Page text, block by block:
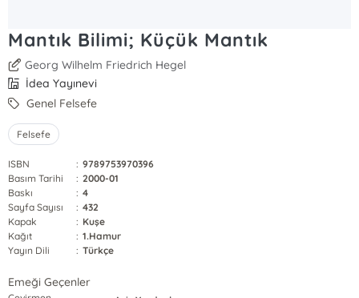
Mantık Bilimi; Küçük Mantık
Georg Wilhelm Friedrich Hegel
İdea Yayınevi
Genel Felsefe
Felsefe
ISBN : 9789753970396
Basım Tarihi
: 2000-01
Baskı
: 4
Sayfa Sayısı
: 432
Kapak
: Kuşe
Kağıt
: 1.Hamur
Yayın Dili
: Türkçe
Emeği Geçenler